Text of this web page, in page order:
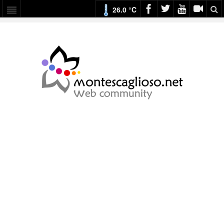
26.0 °C